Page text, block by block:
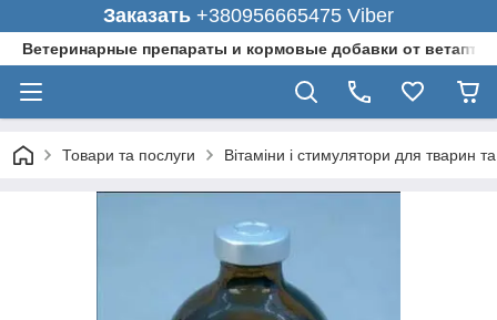
Заказать +380956665475 Viber
Ветеринарные препараты и кормовые добавки от
Товари та послуги Вітаміни і стимулятори для тварин та